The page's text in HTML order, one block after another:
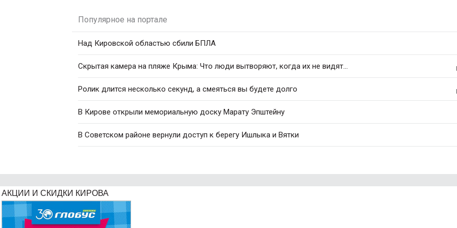
Популярное на портале
Над Кировской областью сбили БПЛА
Скрытая камера на пляже Крыма: Что люди вытворяют, когда их не видят...
Ролик длится несколько секунд, а смеяться вы будете долго
В Кирове открыли мемориальную доску Марату Эпштейну
В Советском районе вернули доступ к берегу Ишлыка и Вятки
АКЦИИ И СКИДКИ КИРОВА